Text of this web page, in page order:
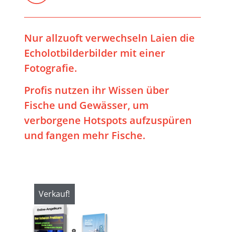
Nur allzuoft verwechseln Laien die
Echolotbilderbilder mit einer
Fotografie.
Profis nutzen ihr Wissen über
Fische und Gewässer, um
verborgene Hotspots aufzuspüren
und fangen mehr Fische.
Verkauf!